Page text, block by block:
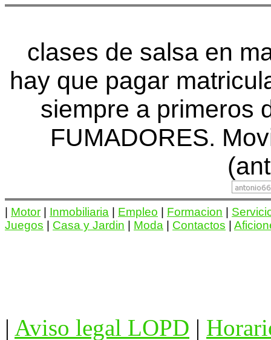
clases de salsa en
hay que pagar
siempre a primeros
FUMADORES.
Motor Inmobiliaria Empleo Formacion
Juegos
Casa y Jardin Moda Contactos
| Aviso legal LOPD |